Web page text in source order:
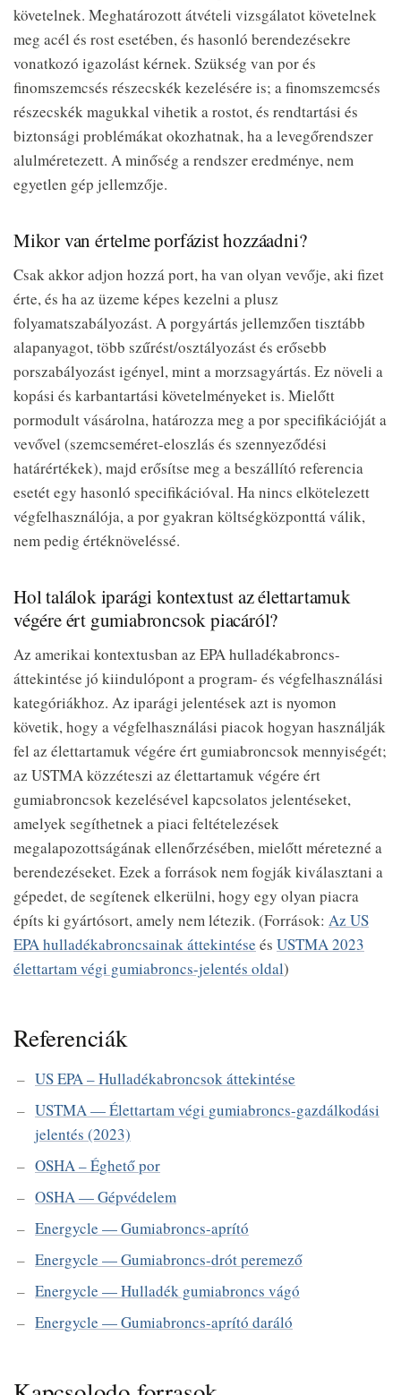
követelnek. Meghatározott átvételi vizsgálatot követelnek
meg acél és rost esetében, és hasonló berendezésekre
vonatkozó igazolást kérnek. Szükség van por és
finomszemcsés részecskék kezelésére is; a finomszemcsés
részecskék magukkal vihetik a rostot, és rendtartási és
biztonsági problémákat okozhatnak, ha a levegőrendszer
alulméretezett. A minőség a rendszer eredménye, nem
egyetlen gép jellemzője.
Mikor van értelme porfázist hozzáadni?
Csak akkor adjon hozzá port, ha van olyan vevője, aki fizet
érte, és ha az üzeme képes kezelni a plusz
folyamatszabályozást. A porgyártás jellemzően tisztább
alapanyagot, több szűrést/osztályozást és erősebb
porszabályozást igényel, mint a morzsagyártás. Ez növeli a
kopási és karbantartási követelményeket is. Mielőtt
pormodult vásárolna, határozza meg a por specifikációját a
vevővel (szemcseméret-eloszlás és szennyeződési
határértékek), majd erősítse meg a beszállító referencia
esetét egy hasonló specifikációval. Ha nincs elkötelezett
végfelhasználója, a por gyakran költségközponttá válik,
nem pedig értéknöveléssé.
Hol találok iparági kontextust az élettartamuk
végére ért gumiabroncsok piacáról?
Az amerikai kontextusban az EPA hulladékabroncs-
áttekintése jó kiindulópont a program- és végfelhasználási
kategóriákhoz. Az iparági jelentések azt is nyomon
követik, hogy a végfelhasználási piacok hogyan használják
fel az élettartamuk végére ért gumiabroncsok mennyiségét;
az USTMA közzéteszi az élettartamuk végére ért
gumiabroncsok kezelésével kapcsolatos jelentéseket,
amelyek segíthetnek a piaci feltételezések
megalapozottságának ellenőrzésében, mielőtt méretezné a
berendezéseket. Ezek a források nem fogják kiválasztani a
gépedet, de segítenek elkerülni, hogy egy olyan piacra
építs ki gyártósort, amely nem létezik. (Források: Az US
EPA hulladékabroncsainak áttekintése és USTMA 2023
élettartam végi gumiabroncs-jelentés oldal)
Referenciák
US EPA – Hulladékabroncsok áttekintése
USTMA — Élettartam végi gumiabroncs-gazdálkodási
jelentés (2023)
OSHA – Éghető por
OSHA — Gépvédelem
Energycle — Gumiabroncs-aprító
Energycle — Gumiabroncs-drót peremező
Energycle — Hulladék gumiabroncs vágó
Energycle — Gumiabroncs-aprító daráló